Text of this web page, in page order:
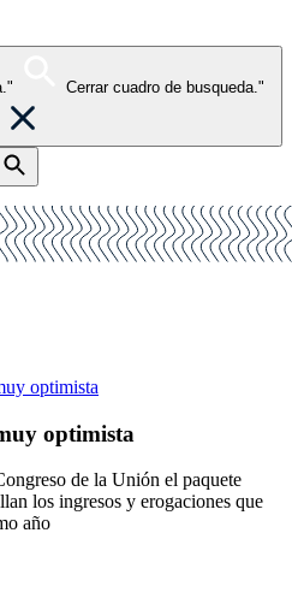
Cerrar cuadro de busqueda."
optimista
optimista
de la Unión el paquete
los ingresos y erogaciones que
año